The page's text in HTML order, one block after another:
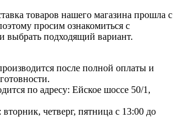
товаров нашего магазина прошла с
просим ознакомиться с
выбрать подходящий вариант.
после полной оплаты и
по адресу: Ейское шоссе 50/1,
четверг, пятница с 13:00 до